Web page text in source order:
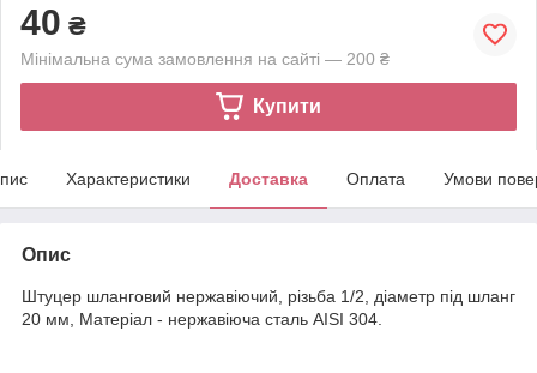
40 ₴
Мінімальна сума замовлення на сайті — 200 ₴
Купити
Характеристики Доставка Оплата Умови
Опис
Штуцер шланговий нержавіючий, різьба 1/2, діаметр під шланг
20 мм, Матеріал - нержавіюча сталь AISI 304.